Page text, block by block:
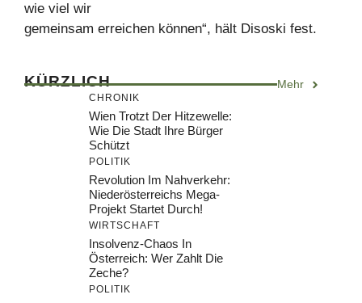
wie viel wir
gemeinsam erreichen können“, hält Disoski fest.
KÜRZLICH Mehr
CHRONIK
Wien Trotzt Der Hitzewelle:
Wie Die Stadt Ihre Bürger
Schützt
POLITIK
Revolution Im Nahverkehr:
Niederösterreichs Mega-
Projekt Startet Durch!
WIRTSCHAFT
Insolvenz-Chaos In
Österreich: Wer Zahlt Die
Zeche?
POLITIK